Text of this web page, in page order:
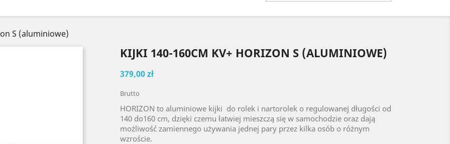
S (aluminiowe)
KIJKI 140-160CM KV+ HORIZON S (ALUMINIOWE)
379,00 zł
Brutto
HORIZON to aluminiowe kijki do rolek i nartorolek o regulowanej długości od
140 do160 cm, dzięki czemu łatwiej mieszczą się w samochodzie oraz dają
możliwość zamiennego używania jednej pary przez kilka osób o różnym
wzroście.